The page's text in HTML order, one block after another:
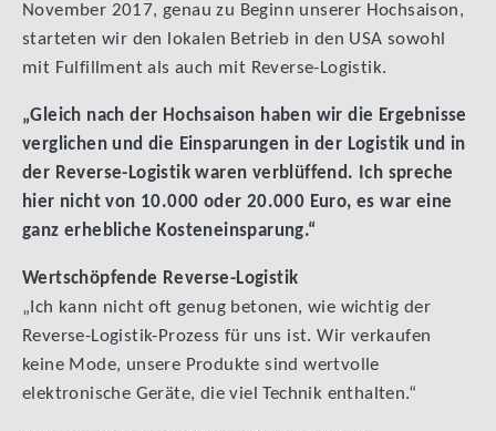
November 2017, genau zu Beginn unserer Hochsaison,
starteten wir den lokalen Betrieb in den USA sowohl
mit Fulfillment als auch mit Reverse-Logistik.
„Gleich nach der Hochsaison haben wir die Ergebnisse
verglichen und die Einsparungen in der Logistik und in
der Reverse-Logistik waren verblüffend. Ich spreche
hier nicht von 10.000 oder 20.000 Euro, es war eine
ganz erhebliche Kosteneinsparung.“
Wertschöpfende Reverse-Logistik
„Ich kann nicht oft genug betonen, wie wichtig der
Reverse-Logistik-Prozess für uns ist. Wir verkaufen
keine Mode, unsere Produkte sind wertvolle
elektronische Geräte, die viel Technik enthalten.“